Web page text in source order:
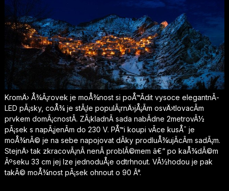
KromÄ› Å¾Ã¡rovek je moÅ¾nost si poÅ™Ã­dit vysoce elegantnÃ­
LED pÃ¡sky, coÅ¾ je stÃ¡le populÃ¡rnÄ›jÅ¡Ã­m osvÄ›tlovacÃ­m
prvkem domÃ¡cnostÃ­. ZÃ¡kladnÃ­ sada nabÃ­dne 2metrovÃ½
pÃ¡sek s napÃ¡jenÃ­m do 230 V. PÅ™i koupi vÃ­ce kusÅ¯ je
moÅ¾nÃ© je na sebe napojovat dÃ­ky prodluÅ¾ujÃ­cÃ­m sadÃ¡m.
StejnÄ› tak zkracovÃ¡nÃ­ nenÃ­ problÃ©mem â€“ po kaÅ¾dÃ©m
Ãºseku 33 cm jej lze jednoduÅ¡e odtrhnout. VÃ½hodou je pak
takÃ© moÅ¾nost pÃ¡sek ohnout o 90 Â°.